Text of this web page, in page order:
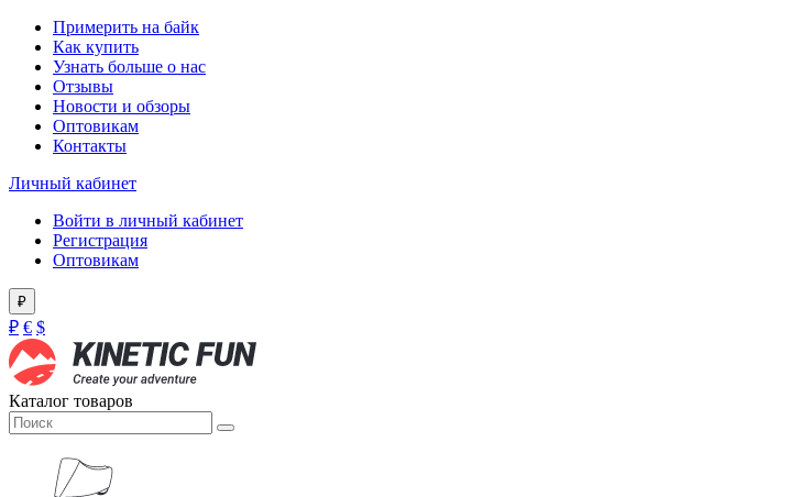
Примерить на байк
Как купить
Узнать больше о нас
Отзывы
Новости и обзоры
Оптовикам
Контакты
Личный кабинет
Войти в личный кабинет
Регистрация
Оптовикам
₽
₽ € $
Каталог товаров